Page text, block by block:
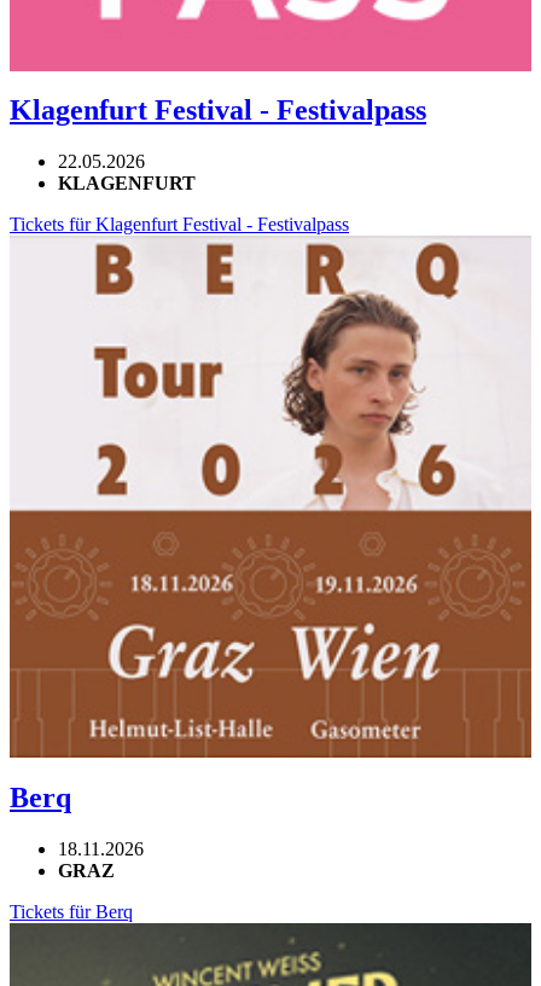
Klagenfurt Festival - Festivalpass
22.05.2026
KLAGENFURT
Tickets für Klagenfurt Festival - Festivalpass
Berq
18.11.2026
GRAZ
Tickets für Berq